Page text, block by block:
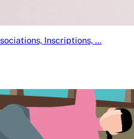
Inscriptions, …